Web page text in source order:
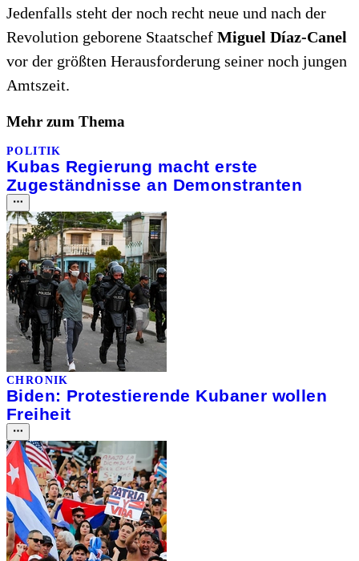
Jedenfalls steht der noch recht neue und nach der
Revolution geborene Staatschef Miguel Díaz-Canel
vor der größten Herausforderung seiner noch jungen
Amtszeit.
Mehr zum Thema
POLITIK
Kubas Regierung macht erste
Zugeständnisse an Demonstranten
CHRONIK
Biden: Protestierende Kubaner wollen
Freiheit